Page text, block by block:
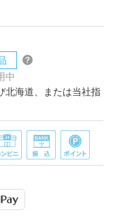
中
北海道、または当社指